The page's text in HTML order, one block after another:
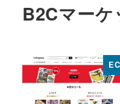
B2Cマー
EC